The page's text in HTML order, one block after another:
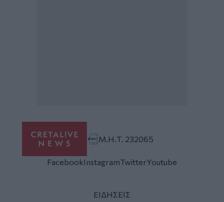
Μ.Η.Τ. 232065
FacebookInstagramTwitterYoutube
ΕΙΔΗΣΕΙΣ